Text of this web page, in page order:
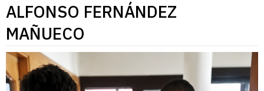
ALFONSO FERNÁNDEZ
MAÑUECO